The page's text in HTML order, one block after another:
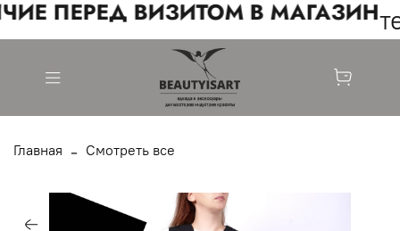
ПЕРЕД ВИЗИТОМ В МАГАЗИН
Главная Смотреть все